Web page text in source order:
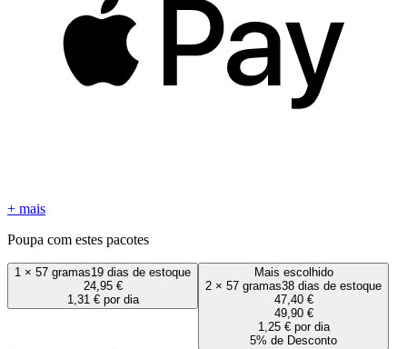
+ mais
Poupa com estes pacotes
1 × 57 gramas19 dias de estoque
24,95 €
1,31 € por dia
Mais escolhido
2 × 57 gramas38 dias de estoque
47,40 €
49,90 €
1,25 € por dia
5% de Desconto